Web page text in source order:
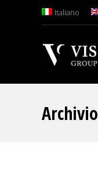
Italiano